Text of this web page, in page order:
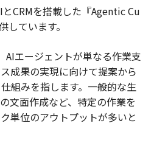
CRMを搭載した『Agentic Cu
ています。
AIエージェントが単なる作業支
成果の実現に向けて提案から
組みを指します。一般的な生
文面作成など、特定の作業を
単位のアウトプットが多いと